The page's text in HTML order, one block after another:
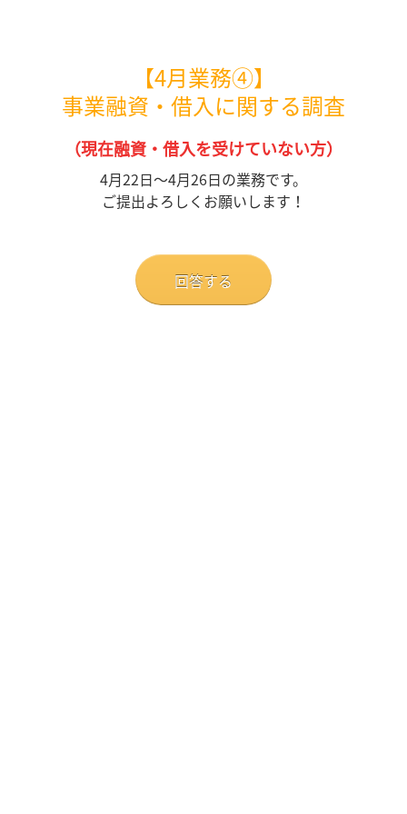
【4月業務④】
事業融資・借入に関する調査
（現在融資・借入を受けていない方）
4月22日～4月26日の業務です。
ご提出よろしくお願いします！
回答する